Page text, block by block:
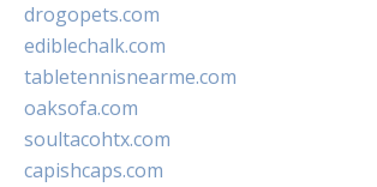
drogopets.com
ediblechalk.com
tabletennisnearme.com
oaksofa.com
soultacohtx.com
capishcaps.com